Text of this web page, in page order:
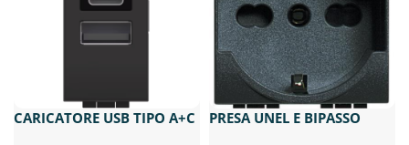
CARICATORE USB TIPO A+C
PRESA UNEL E BIPASSO